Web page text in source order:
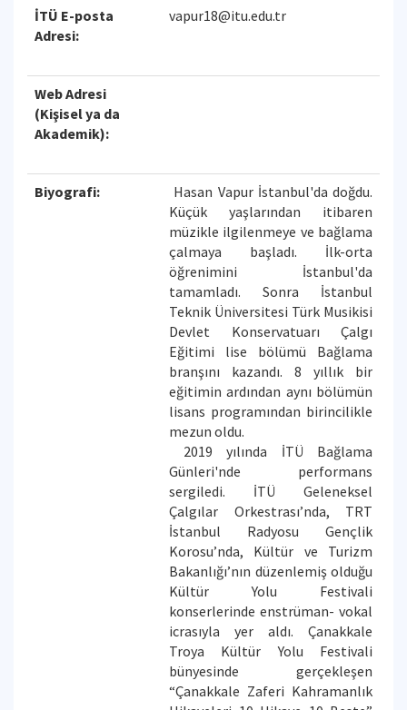
İTÜ E-posta
Adresi:
vapur18@itu.edu.tr
Web Adresi
(Kişisel ya da
Akademik):
Biyografi:
Hasan Vapur İstanbul'da doğdu.
Küçük yaşlarından itibaren
müzikle ilgilenmeye ve bağlama
çalmaya başladı. İlk-orta
öğrenimini İstanbul'da
tamamladı. Sonra İstanbul
Teknik Üniversitesi Türk Musikisi
Devlet Konservatuarı Çalgı
Eğitimi lise bölümü Bağlama
branşını kazandı. 8 yıllık bir
eğitimin ardından aynı bölümün
lisans programından birincilikle
mezun oldu.
2019 yılında İTÜ Bağlama
Günleri'nde performans
sergiledi. İTÜ Geleneksel
Çalgılar Orkestrası’nda, TRT
İstanbul Radyosu Gençlik
Korosu’nda, Kültür ve Turizm
Bakanlığı’nın düzenlemiş olduğu
Kültür Yolu Festivali
konserlerinde enstrüman- vokal
icrasıyla yer aldı. Çanakkale
Troya Kültür Yolu Festivali
bünyesinde gerçekleşen
“Çanakkale Zaferi Kahramanlık